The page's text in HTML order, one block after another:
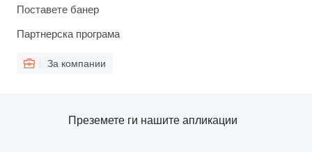
Поставете банер
Партнерска програма
За компании
Преземете ги нашите апликации